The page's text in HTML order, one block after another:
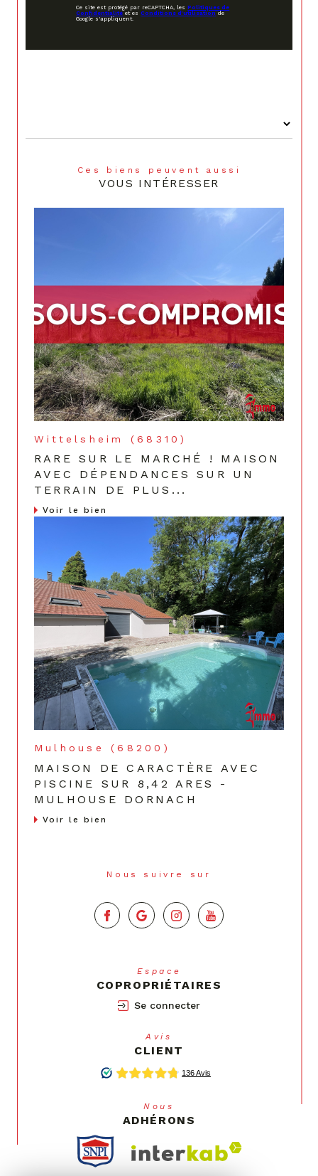
Ce site est protégé par reCAPTCHA, lesPolitiques de
Confidentialité et esConditions d'utilisation de
Google s'appliquent.
Ces biens peuvent aussi
VOUS INTÉRESSER
Wittelsheim (68310)
RARE SUR LE MARCHÉ ! MAISON
AVEC DÉPENDANCES SUR UN
TERRAIN DE PLUS...
Voir le bien
Mulhouse (68200)
MAISON DE CARACTÈRE AVEC
PISCINE SUR 8,42 ARES -
MULHOUSE DORNACH
Voir le bien
Nous suivre sur
Espace
COPROPRIÉTAIRES
Se connecter
Avis
CLIENT
Nous
ADHÉRONS